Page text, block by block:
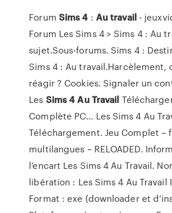
Forum Sims4 : Autravail-
Forum Les Sims 4 > Sims 4 : Au
sujet.Sous-forums. Sims 4 :
Sims 4 : Au travail.Harcèlement,
réagir ? Cookies. Signaler un
Les Sims4 Au Travail
Complète PC… Les Sims 4 Au
Téléchargement. Jeu Complet –
multilangues – RELOADED.
l’encart Les Sims 4 Au Travail.
libération : Les Sims 4 Au Travail
Format : exe (downloader et